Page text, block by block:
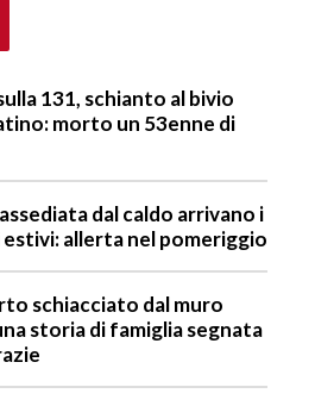
131, schianto al bivio
morto un 53enne di
dal caldo arrivano i
allerta nel pomeriggio
schiacciato dal muro
storia di famiglia segnata